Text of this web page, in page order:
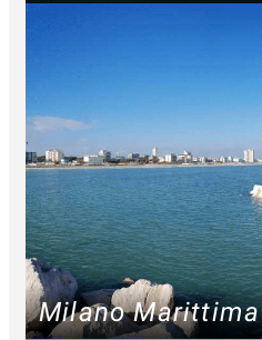
Milano Marittima